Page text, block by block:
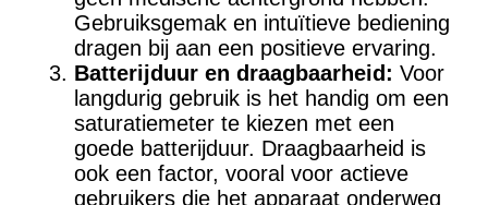
Gebruiksgemak en intuïtieve bediening
dragen bij aan een positieve ervaring.
Batterijduur en draagbaarheid: Voor
langdurig gebruik is het handig om een
saturatiemeter te kiezen met een
goede batterijduur. Draagbaarheid is
ook een factor, vooral voor actieve
gebruikers die het apparaat onderweg